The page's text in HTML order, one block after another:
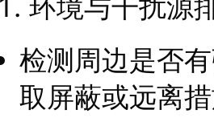
环境与干扰源
检测周边是否
取屏蔽或远离措